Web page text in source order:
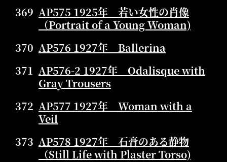
369 AP575 1925年 若い女性の肖像
（Portrait of a Young Woman)
370 AP576 1927年 Ballerina
371 AP576-2 1927年 Odalisque with
Gray Trousers
372 AP577 1927年 Woman with a
Veil
373 AP578 1927年 石膏のある静物
（Still Life with Plaster Torso)